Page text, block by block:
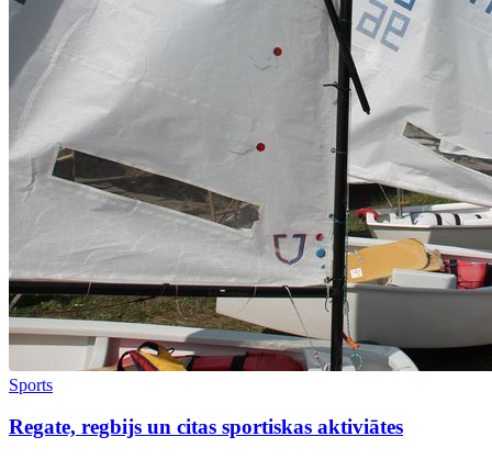
Sports
Regate, regbijs un citas sportiskas aktiviātes